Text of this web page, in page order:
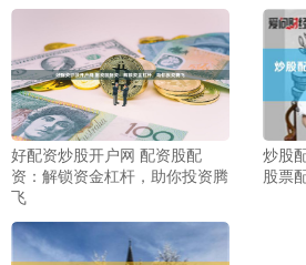
好配资炒股开户网 配资股配
资：解锁资金杠杆，助你投资腾
飞
炒股
股票